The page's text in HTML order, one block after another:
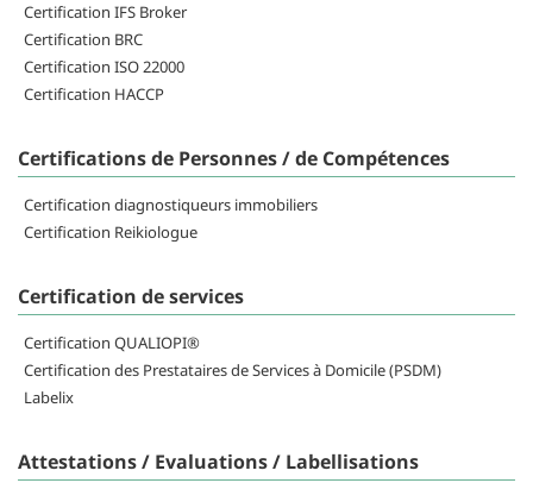
Certification IFS Broker
Certification BRC
Certification ISO 22000
Certification HACCP
Certifications de Personnes / de Compétences
Certification diagnostiqueurs immobiliers
Certification Reikiologue
Certification de services
Certification QUALIOPI®
Certification des Prestataires de Services à Domicile (PSDM)
Labelix
Attestations / Evaluations / Labellisations